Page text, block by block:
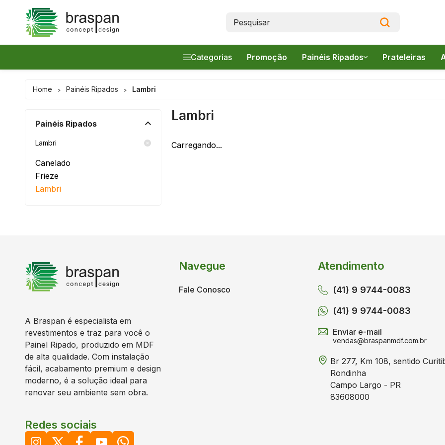
Categorias Promoção
Painéis Ripados
Prateleiras
Home > Painéis Ripados > Lambri
Painéis Ripados
Lambri
Canelado
Frieze
Lambri
Lambri
Carregando...
A Braspan é especialista em
revestimentos e traz para você o
Painel Ripado, produzido em MDF
de alta qualidade. Com instalação
fácil, acabamento premium e design
moderno, é a solução ideal para
renovar seu ambiente sem obra.
Redes sociais
Navegue
Fale Conosco
Atendimento
(41) 9 9744-0083
(41) 9 9744-0083
Enviar e-mail
vendas@braspanmdf.com.br
Br 277, Km 108, sentido
Rondinha
Campo Largo - PR
83608000